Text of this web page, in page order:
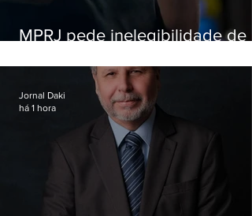
MPRJ pede inelegibilidade de
Jornal Daki
há 1 hora